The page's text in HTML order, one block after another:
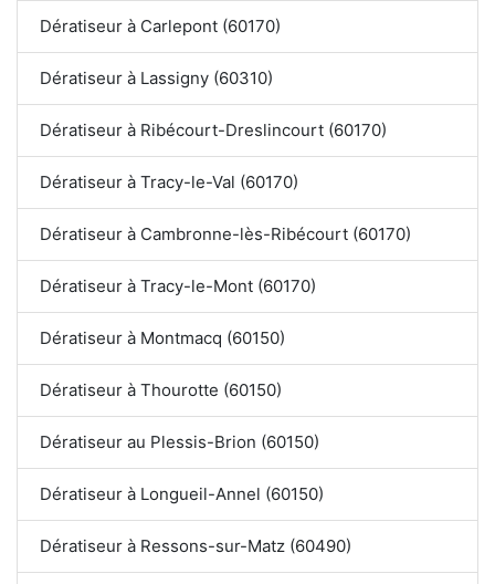
Dératiseur à Carlepont (60170)
Dératiseur à Lassigny (60310)
Dératiseur à Ribécourt-Dreslincourt (60170)
Dératiseur à Tracy-le-Val (60170)
Dératiseur à Cambronne-lès-Ribécourt (60170)
Dératiseur à Tracy-le-Mont (60170)
Dératiseur à Montmacq (60150)
Dératiseur à Thourotte (60150)
Dératiseur au Plessis-Brion (60150)
Dératiseur à Longueil-Annel (60150)
Dératiseur à Ressons-sur-Matz (60490)